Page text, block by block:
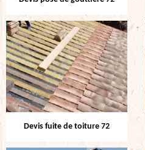
Devis fuite de toiture 72